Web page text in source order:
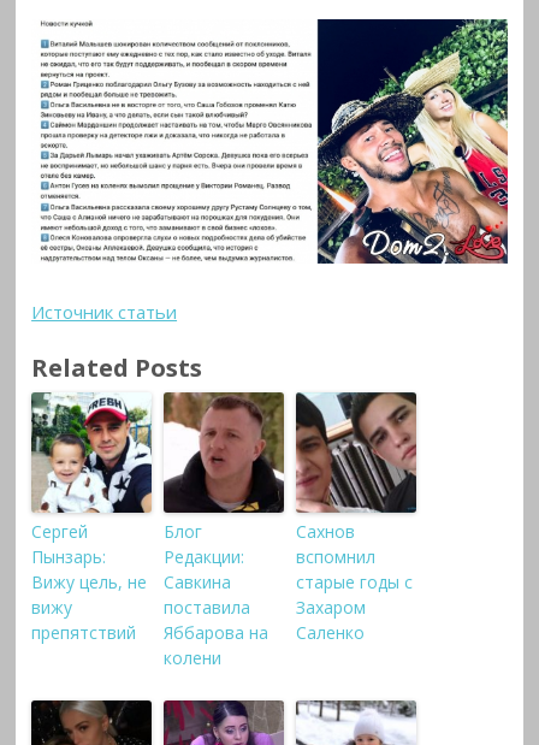
Источник статьи
Related Posts
Сергей
Пынзарь:
Вижу цель, не
вижу
препятствий
Блог
Редакции:
Савкина
поставила
Яббарова на
колени
Сахнов
вспомнил
старые годы с
Захаром
Саленко